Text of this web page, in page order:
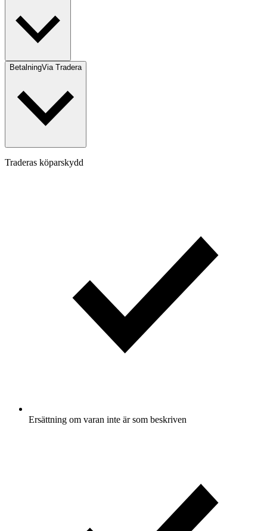
BetalningVia Tradera
Traderas köparskydd
Ersättning om varan inte är som beskriven